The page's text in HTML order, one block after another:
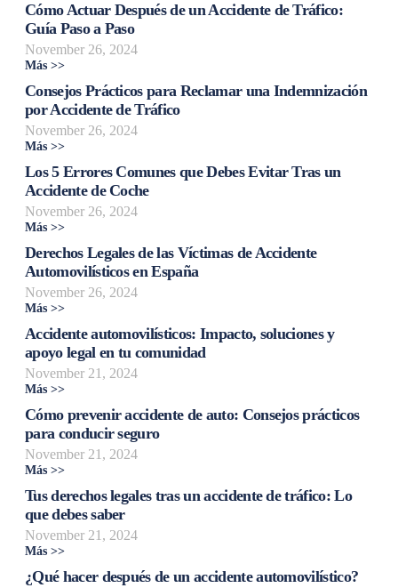
Cómo Actuar Después de un Accidente de Tráfico:
Guía Paso a Paso
November 26, 2024
Más >>
Consejos Prácticos para Reclamar una Indemnización
por Accidente de Tráfico
November 26, 2024
Más >>
Los 5 Errores Comunes que Debes Evitar Tras un
Accidente de Coche
November 26, 2024
Más >>
Derechos Legales de las Víctimas de Accidente
Automovilísticos en España
November 26, 2024
Más >>
Accidente automovilísticos: Impacto, soluciones y
apoyo legal en tu comunidad
November 21, 2024
Más >>
Cómo prevenir accidente de auto: Consejos prácticos
para conducir seguro
November 21, 2024
Más >>
Tus derechos legales tras un accidente de tráfico: Lo
que debes saber
November 21, 2024
Más >>
¿Qué hacer después de un accidente automovilístico?